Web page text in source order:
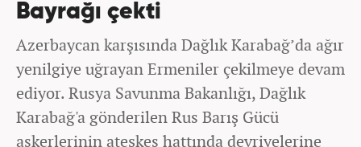
Bayrağı çekti
Azerbaycan karşısında Dağlık Karabağ’da ağır
yenilgiye uğrayan Ermeniler çekilmeye devam
ediyor. Rusya Savunma Bakanlığı, Dağlık
Karabağ'a gönderilen Rus Barış Gücü
askerlerinin ateşkes hattında devriyelerine